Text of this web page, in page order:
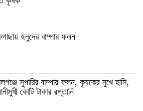
হলুদের বাম্পার ফলন
সুপারির বাম্পার ফলন, কৃষকের মুখে হাসি,
কোটি টাকার রপ্তানি